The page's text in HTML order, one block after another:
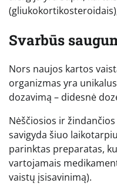
Svarbūs
Nors naujos kartos
organizmas yra
dozavimą – didesnė
Nėščiosios ir
savigyda šiuo
parinktas preparatas,
vartojamais
vaistų įsisavinimą).